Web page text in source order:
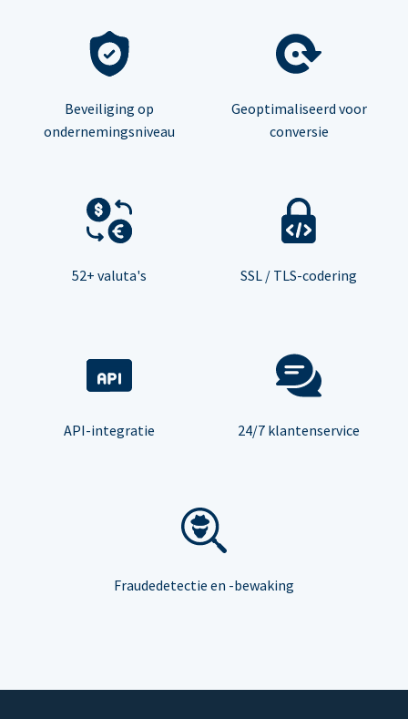
Beveiliging op
ondernemingsniveau
Geoptimaliseerd voor
conversie
52+ valuta's SSL / TLS-codering
API-integratie 24/7 klantenservice
Fraudedetectie en -bewaking